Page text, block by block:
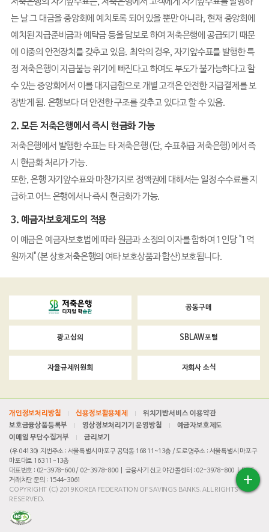
Quick
는 날 그 대금을 중앙회에 예치토록 되어 있을 뿐만 아니라, 현재 중앙회에
예치된 지급준비금과 예탁금 등을 담보로 하여 저축은행에 공급되기 때문
에 이중의 안전장치를 갖추고 있음. 최악의 경우, 자기앞수표를 발행한 특
정 저축은행이 지급불능 위기에 빠진다고 하여도 부도가 불가능하다고 할
수 있는 중앙회에서 이를 대지급함으로 개별 고객은 안전한 지급결제를 보
장받게 됨. 은행보다 더 안전한 구조를 갖추고 있다고 할 수 있음.
2. 모든 저축은행에서 즉시 현금화 가능
저축은행에서 발행한 수표는 타 저축은행(단, 수표취급 저축은행)에서 즉
시 현금화 처리가 가능.
또한, 은행 자기앞수표와 마찬가지로 정액권에 대해서는 일정 수수료를 지
급하고 어느 은행에서나 즉시 현금화가 가능.
3. 예금자보호제도의 적용
이 예금은 예금자보호법에 따라 원금과 소정의 이자를 합하여 1인당 "1억
원까지"(본 상호저축은행의 여타 보호상품과 합산)보호됩니다.
공동구매
광고심의 SBLAW포털
자율규제위원회 자회사 소식
개인정보처리방침 신용정보활용체제
위치기반서비스 이용약관
보호금융상품등록부
영상정보처리기기 운영방침
예금자보호제도
이메일 무단수집거부
금리보기
(우 04130) 지번주소 : 서울특별시 마포구 공덕동 168 11~13층 / 도로명주소 : 서울특별시 마포구
마포대로 163 11~13층
대표번호 : 02-3978-600 / 02-3978-800 | 금융사기 신고 야간콜센터 : 02-3978-800 | FDS
거래차단 문의 : 1544-3061
COPYRIGHT (C) 2019 KOREA FEDERATION OF SAVINGS BANKS. ALL RIGHTS
RESERVED.